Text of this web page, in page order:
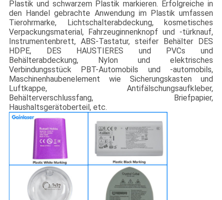
Plastik und schwarzem Plastik markieren. Erfolgreiche in
den Handel gebrachte Anwendung im Plastik umfassen
Tierohrmarke, Lichtschalterabdeckung, kosmetisches
Verpackungsmaterial, Fahrzeuginnenknopf und -türknauf,
Instrumentenbrett, ABS-Tastatur, steifer Behälter DES
HDPE, DES HAUSTIERES und PVCs und
Behälterabdeckung, Nylon und elektrisches
Verbindungsstück PBT-Automobils und -automobils,
Maschinenhaubenelement wie Sicherungskasten und
Luftkappe, Antifälschungsaufkleber,
Behälterverschlussfang, Briefpapier,
Haushaltsgerätoberteil, etc.